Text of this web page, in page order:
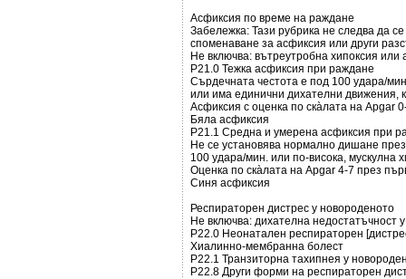
Асфиксия по време на раждане
Забележка: Тази рубрика не следва да
споменаване за асфиксия или други
Не включва: вътреутробна хипоксия
Р21.0 Тежка асфиксия при раждане
Сърдечната честота е под 100 удара/
или има единични дихателни движения,
Асфиксия с оценка по скàлата на Apgar
Бяла асфиксия
Р21.1 Средна и умерена асфиксия при
Не се установява нормално дишане
100 удара/мин. или по-висока, мускулна
Оценка по скàлата на Apgar 4-7 през
Синя асфиксия
Респираторен дистрес у новороденото
Не включва: дихателна недостатъчност
Р22.0 Неонатален респираторен
Хиалинно-мембранна болест
Р22.1 Транзиторна тахипнея у
Р22.8 Други форми на респираторен